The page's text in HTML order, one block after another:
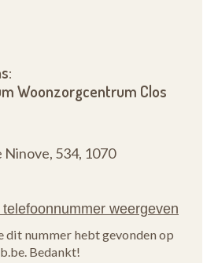
Woonzorgcentrum Clos
Ninove, 534, 1070
dit nummer hebt gevonden op
Bedankt!